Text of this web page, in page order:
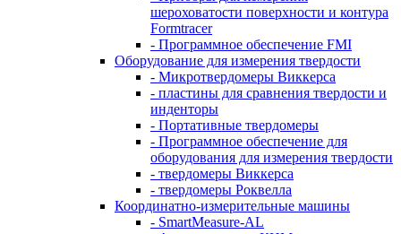
шероховатости поверхности и контура
Formtracer
- Программное обеспечение FMI
Оборудование для измерения твердости
- Микротвердомеры Виккерса
- пластины для сравнения твердости и
инденторы
- Портативные твердомеры
- Программное обеспечение для
оборудования для измерения твердости
- твердомеры Виккерса
- твердомеры Роквелла
Координатно-измерительные машины
- SmartMeasure-AL